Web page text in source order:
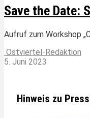
Save the Date:
Aufruf zum Workshop
Ostviertel-Redaktion
5. Juni 2023
Hinweis zu